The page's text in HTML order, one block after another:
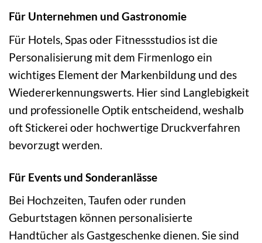
Für Unternehmen und Gastronomie
Für Hotels, Spas oder Fitnessstudios ist die
Personalisierung mit dem Firmenlogo ein
wichtiges Element der Markenbildung und des
Wiedererkennungswerts. Hier sind Langlebigkeit
und professionelle Optik entscheidend, weshalb
oft Stickerei oder hochwertige Druckverfahren
bevorzugt werden.
Für Events und Sonderanlässe
Bei Hochzeiten, Taufen oder runden
Geburtstagen können personalisierte
Handtücher als Gastgeschenke dienen. Sie sind